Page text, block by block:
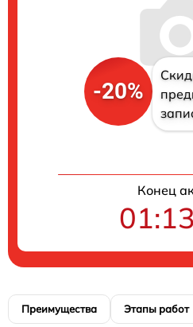
-20%
Конец
Преимущества Этапы работ